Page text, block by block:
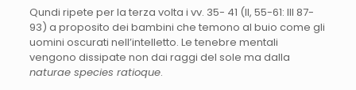
Qundi ripete per la terza volta i vv. 35- 41 (II, 55-61: III 87-
93) a proposito dei bambini che temono al buio come gli
uomini oscurati nell’intelletto. Le tenebre mentali
vengono dissipate non dai raggi del sole ma dalla
naturae species ratioque.